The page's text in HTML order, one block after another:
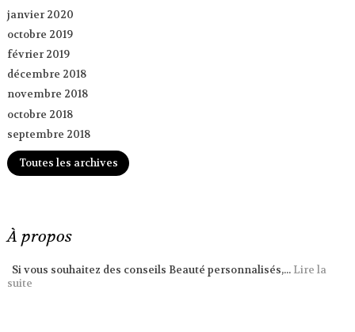
janvier 2020
octobre 2019
février 2019
décembre 2018
novembre 2018
octobre 2018
septembre 2018
Toutes les archives
À propos
Si vous souhaitez des conseils Beauté personnalisés,... Lire la
suite